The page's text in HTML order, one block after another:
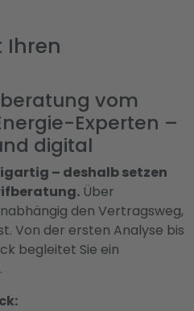
Ihren
vom
Experten –
digital
– deshalb setzen
Über
den Vertragsweg,
Von der ersten Analyse bis
begleitet Sie ein